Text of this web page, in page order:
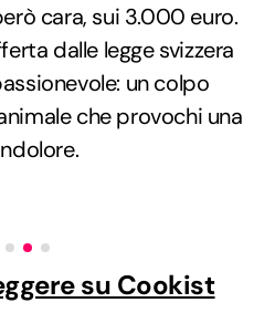
cara, sui 3.000 euro.
dalle legge svizzera
un colpo
che provochi una
su Cookist